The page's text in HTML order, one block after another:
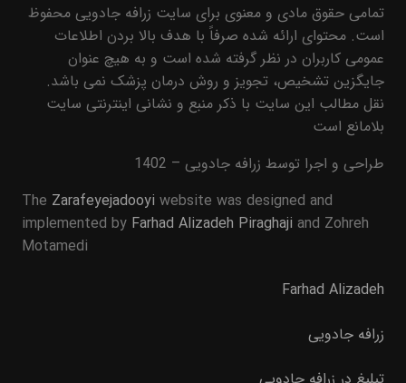
تمامی حقوق مادی و معنوی برای سایت زرافه جادویی محفوظ
است. محتوای ارائه شده صرفاً با هدف بالا بردن اطلاعات
عمومی کاربران در نظر گرفته شده است و به هیچ عنوان
جایگزین تشخیص، تجویز و روش درمان پزشک نمی باشد.
نقل مطالب این سایت با ذکر منبع و نشانی اینترنتی سایت
بلامانع است
طراحی و اجرا توسط زرافه جادویی – 1402
The Zarafeyejadooyi website was designed and
implemented by Farhad Alizadeh Piraghaji and Zohreh
Motamedi
Farhad Alizadeh
زرافه جادویی